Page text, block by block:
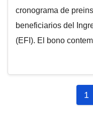
cronograma de
beneficiarios del
(EFI). El bono
1